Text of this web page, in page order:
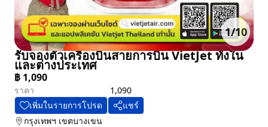
1/10
รับจองตั๋วเครื่องบินสายการบิน VietJet ทั้งใน
และต่างประเทศ
฿ 1,090
ราคา
1,090
เพิ่มในรายการโปรด
แชร์
กรุงเทพฯ เขตบางเขน